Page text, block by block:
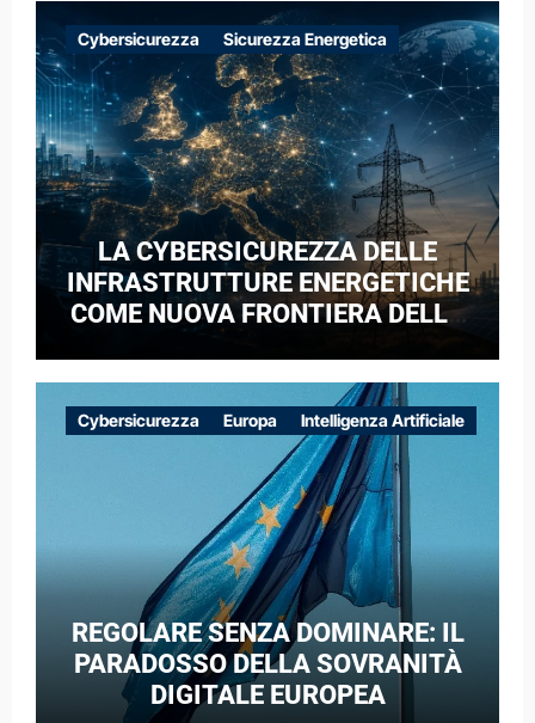
Cybersicurezza Sicurezza Energetica
LA CYBERSICUREZZA DELLE
INFRASTRUTTURE ENERGETICHE
COME NUOVA FRONTIERA DELLA
CASO DELLE RETI ELETTRICHE
EUROPEE NEL CONTESTO DELLA
GUERRA IBRIDA
Cybersicurezza Europa Intelligenza Artificiale
REGOLARE SENZA DOMINARE: IL
PARADOSSO DELLA SOVRANITÀ
DIGITALE EUROPEA